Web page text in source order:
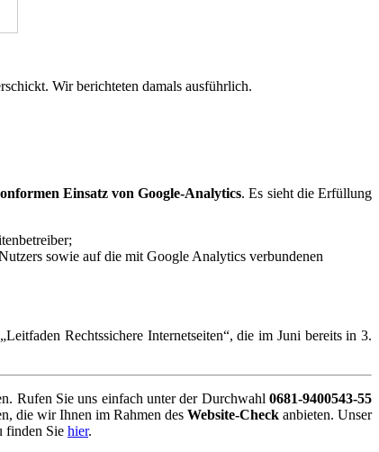
Wir berichteten damals ausführlich.
Einsatz von Google-Analytics. Es sieht die Erfüllung
sowie auf die mit Google Analytics verbundenen
„Leitfaden Rechtssichere Internetseiten“, die im Juni bereits in 3.
Rufen Sie uns einfach unter der Durchwahl0681-9400543-55
die wir Ihnen im Rahmen des Website-Check anbieten. Unser
finden Sie hier.